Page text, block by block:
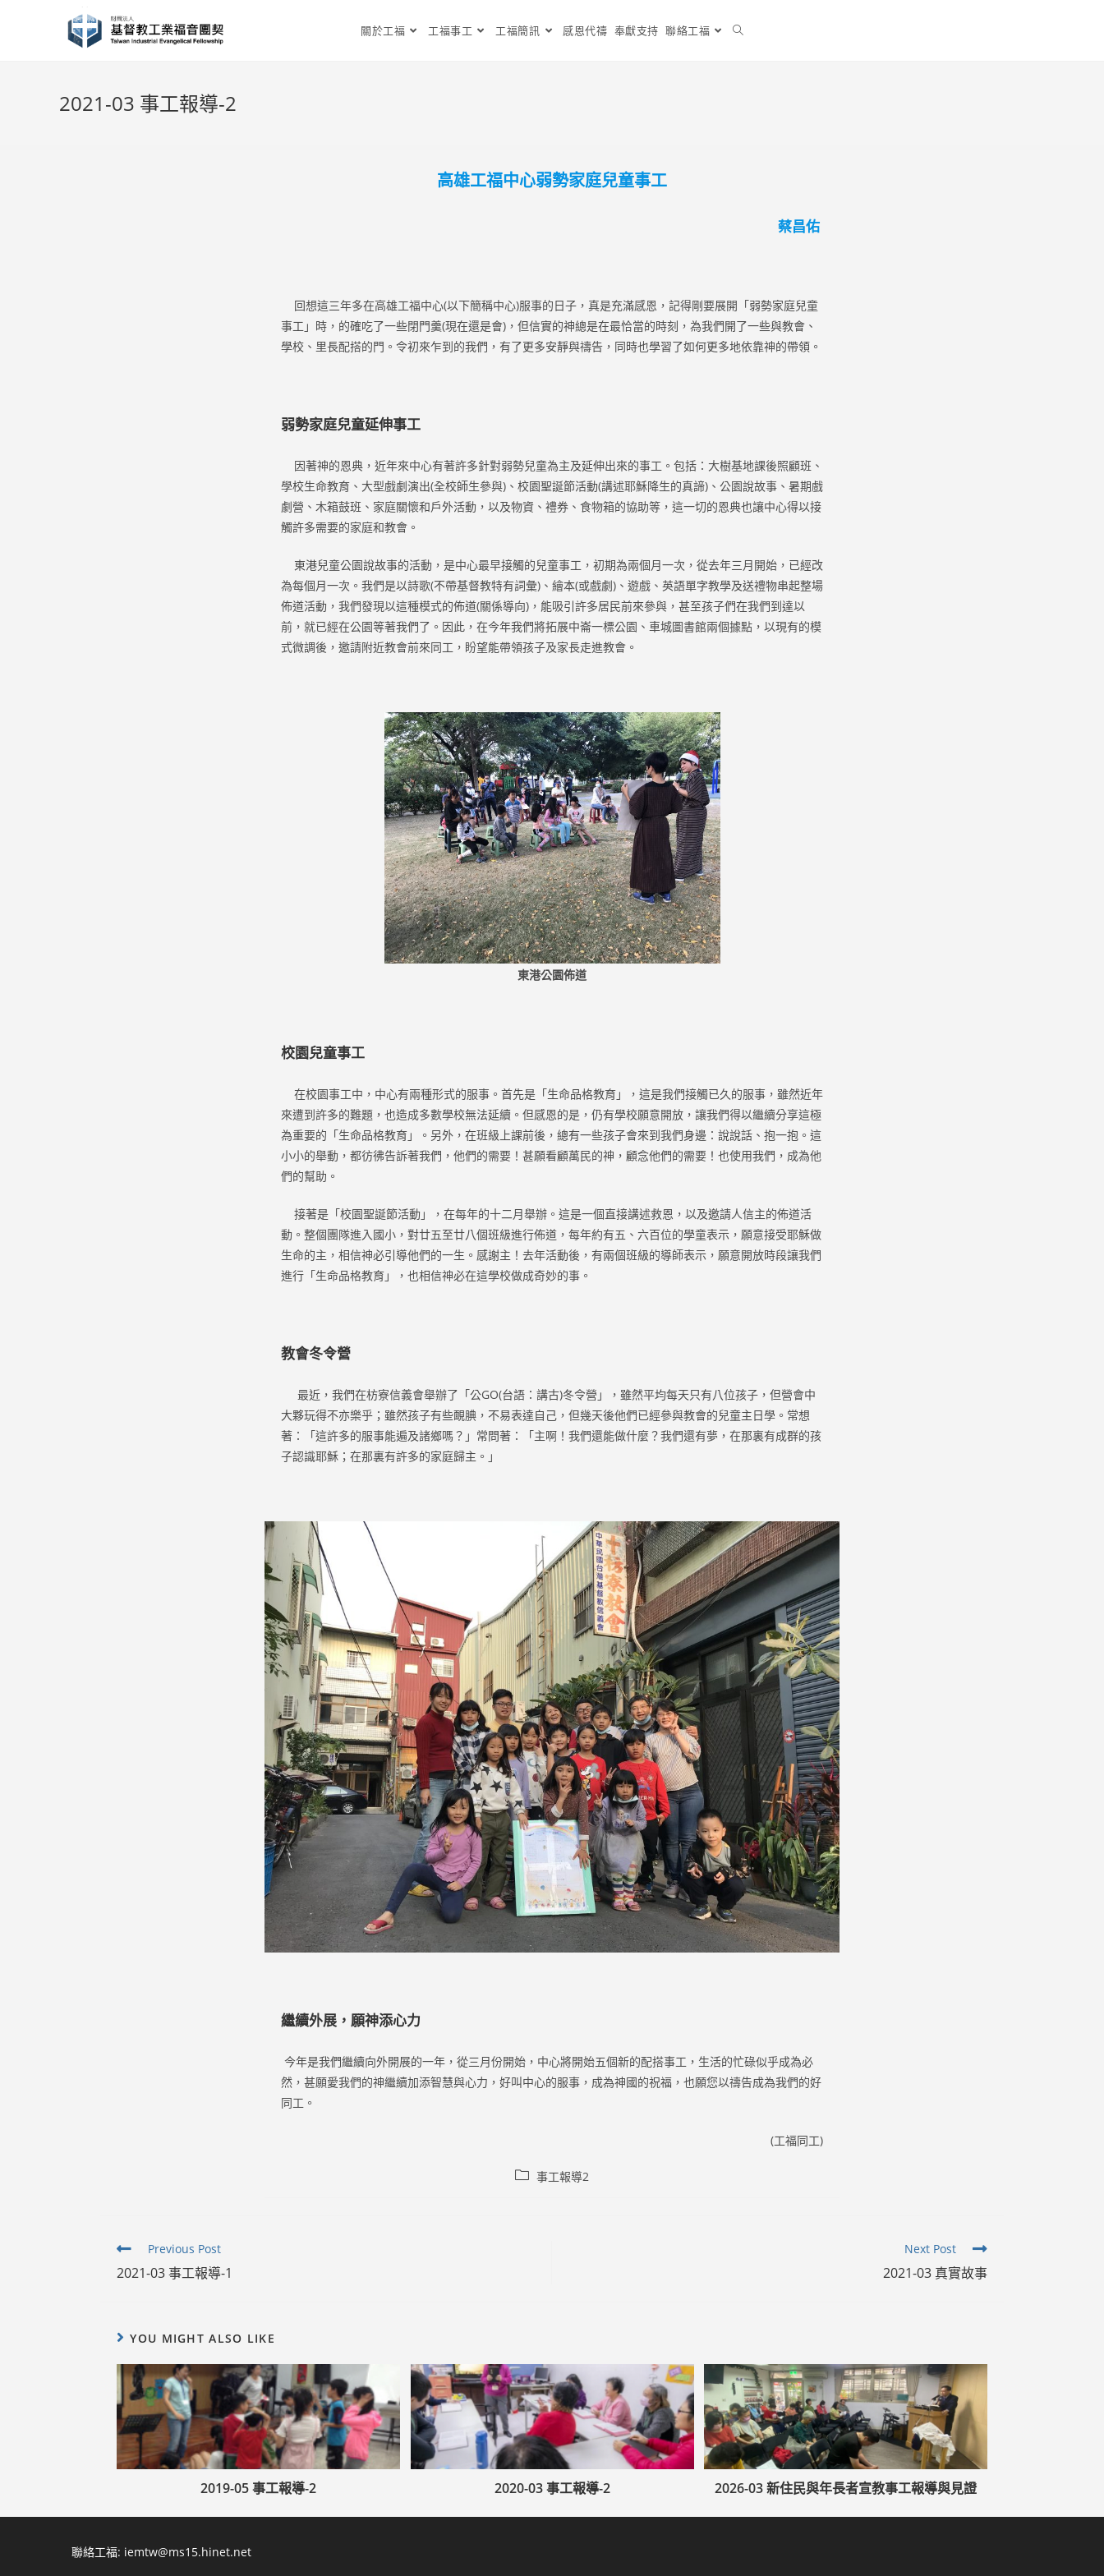
關於工福 工福事工 工福簡訊 感恩代禱 奉獻支持 聯絡工福
2021-03 事工報導-2
高雄工福中心弱勢家庭兒童事工
蔡昌佑
回想這三年多在高雄工福中心(以下簡稱中心)服事的日子，真是充滿感恩，記得剛要展開「弱勢家庭兒童
事工」時，的確吃了一些閉門羹(現在還是會)，但信實的神總是在最恰當的時刻，為我們開了一些與教會、
學校、里長配搭的門。令初來乍到的我們，有了更多安靜與禱告，同時也學習了如何更多地依靠神的帶領。
弱勢家庭兒童延伸事工
因著神的恩典，近年來中心有著許多針對弱勢兒童為主及延伸出來的事工。包括：大樹基地課後照顧班、
學校生命教育、大型戲劇演出(全校師生參與)、校園聖誕節活動(講述耶穌降生的真諦)、公園說故事、暑期戲
劇營、木箱鼓班、家庭關懷和戶外活動，以及物資、禮券、食物箱的協助等，這一切的恩典也讓中心得以接
觸許多需要的家庭和教會。
東港兒童公園說故事的活動，是中心最早接觸的兒童事工，初期為兩個月一次，從去年三月開始，已經改
為每個月一次。我們是以詩歌(不帶基督教特有詞彙)、繪本(或戲劇)、遊戲、英語單字教學及送禮物串起整場
佈道活動，我們發現以這種模式的佈道(關係導向)，能吸引許多居民前來參與，甚至孩子們在我們到達以
前，就已經在公園等著我們了。因此，在今年我們將拓展中崙一標公園、車城圖書館兩個據點，以現有的模
式微調後，邀請附近教會前來同工，盼望能帶領孩子及家長走進教會。
東港公園佈道
校園兒童事工
在校園事工中，中心有兩種形式的服事。首先是「生命品格教育」，這是我們接觸已久的服事，雖然近年
來遭到許多的難題，也造成多數學校無法延續。但感恩的是，仍有學校願意開放，讓我們得以繼續分享這極
為重要的「生命品格教育」。另外，在班級上課前後，總有一些孩子會來到我們身邊：說說話、抱一抱。這
小小的舉動，都彷彿告訴著我們，他們的需要！甚願看顧萬民的神，顧念他們的需要！也使用我們，成為他
們的幫助。
接著是「校園聖誕節活動」，在每年的十二月舉辦。這是一個直接講述救恩，以及邀請人信主的佈道活
動。整個團隊進入國小，對廿五至廿八個班級進行佈道，每年約有五、六百位的學童表示，願意接受耶穌做
生命的主，相信神必引導他們的一生。感謝主！去年活動後，有兩個班級的導師表示，願意開放時段讓我們
進行「生命品格教育」，也相信神必在這學校做成奇妙的事。
教會冬令營
最近，我們在枋寮信義會舉辦了「公GO(台語：講古)冬令營」，雖然平均每天只有八位孩子，但營會中
大夥玩得不亦樂乎；雖然孩子有些靦腆，不易表達自己，但幾天後他們已經參與教會的兒童主日學。常想
著：「這許多的服事能遍及諸鄉嗎？」常問著：「主啊！我們還能做什麼？我們還有夢，在那裏有成群的孩
子認識耶穌；在那裏有許多的家庭歸主。」
繼續外展，願神添心力
今年是我們繼續向外開展的一年，從三月份開始，中心將開始五個新的配搭事工，生活的忙碌似乎成為必
然，甚願愛我們的神繼續加添智慧與心力，好叫中心的服事，成為神國的祝福，也願您以禱告成為我們的好
同工。
(工福同工)
Post事工報導2
Read
articles
Previous Post
2021-03 事工報導-1
Next Post
2021-03 真實故事
YOU MIGHT ALSO LIKE
2019-05 事工報導-2 2020-03 事工報導-2 2026-03 新住民與年長者宣教事工報導與見證
聯絡工福: iemtw@ms15.hinet.net